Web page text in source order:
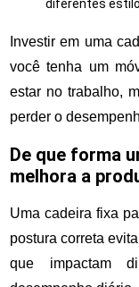
diferentes
Investir em uma
você tenha um
estar no trabalho,
perder o
De que forma
melhora a
Uma cadeira fixa
postura correta
que impactam